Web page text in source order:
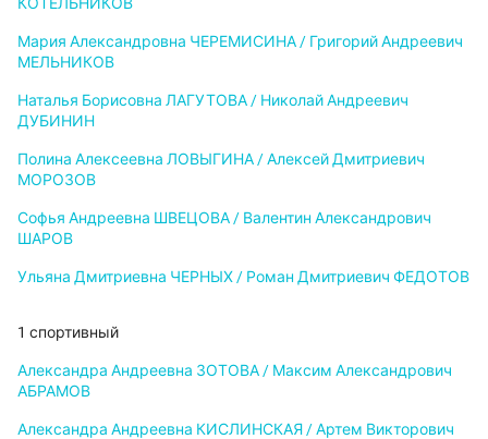
Мария Александровна ЧЕРЕМИСИНА / Григорий Андреевич
МЕЛЬНИКОВ
Наталья Борисовна ЛАГУТОВА / Николай Андреевич
ДУБИНИН
Полина Алексеевна ЛОВЫГИНА / Алексей Дмитриевич
МОРОЗОВ
Софья Андреевна ШВЕЦОВА / Валентин Александрович
ШАРОВ
Ульяна Дмитриевна ЧЕРНЫХ / Роман Дмитриевич ФЕДОТОВ
1 спортивный
Александра Андреевна ЗОТОВА / Максим Александрович
АБРАМОВ
Александра Андреевна КИСЛИНСКАЯ / Артем Викторович